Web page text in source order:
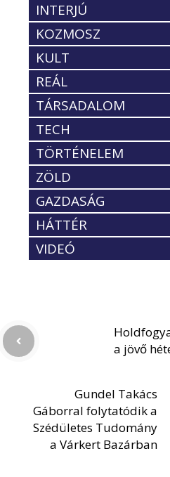
INTERJÚ
KOZMOSZ
KULT
REÁL
TÁRSADALOM
TECH
TÖRTÉNELEM
ZÖLD
GAZDASÁG
HÁTTÉR
VIDEÓ
a jövő
Gundel Takács
Gáborral folytatódik a
Szédületes Tudomány
a Várkert Bazárban